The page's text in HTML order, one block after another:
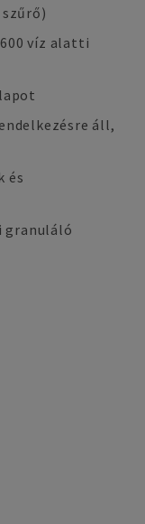
600 víz alatti
áll,
és
granuláló